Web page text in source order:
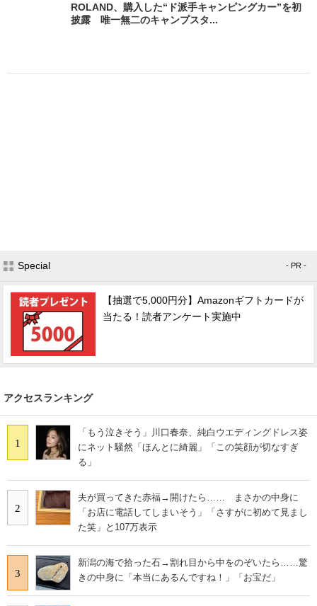
ROLAND、購入した“ド派手キャンピングカー”を初
披露 唯一無二のキャンプスタ...
Special - PR -
【抽選で5,000円分】Amazonギフトカードが
当たる！読者アンケート実施中
アクセスランキング
1
「もう泣きそう」川口春奈、純白ウエディングドレス姿
にネット騒然「ほんとに綺麗」「この笑顔が切なすぎ
る」
2
夫が買ってきた赤福→開けたら…… まさかの中身に
「お店に電話してしまいそう」「さすがに初めて見まし
た笑」と107万表示
3
新潟の海で拾った石→割れ目から中をのぞいたら……驚
きの中身に「本当にあるんですね！」「お宝だ」